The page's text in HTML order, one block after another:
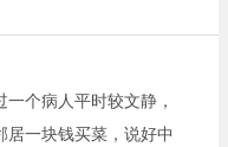
个病人平时较文静，
一块钱买菜，说好中